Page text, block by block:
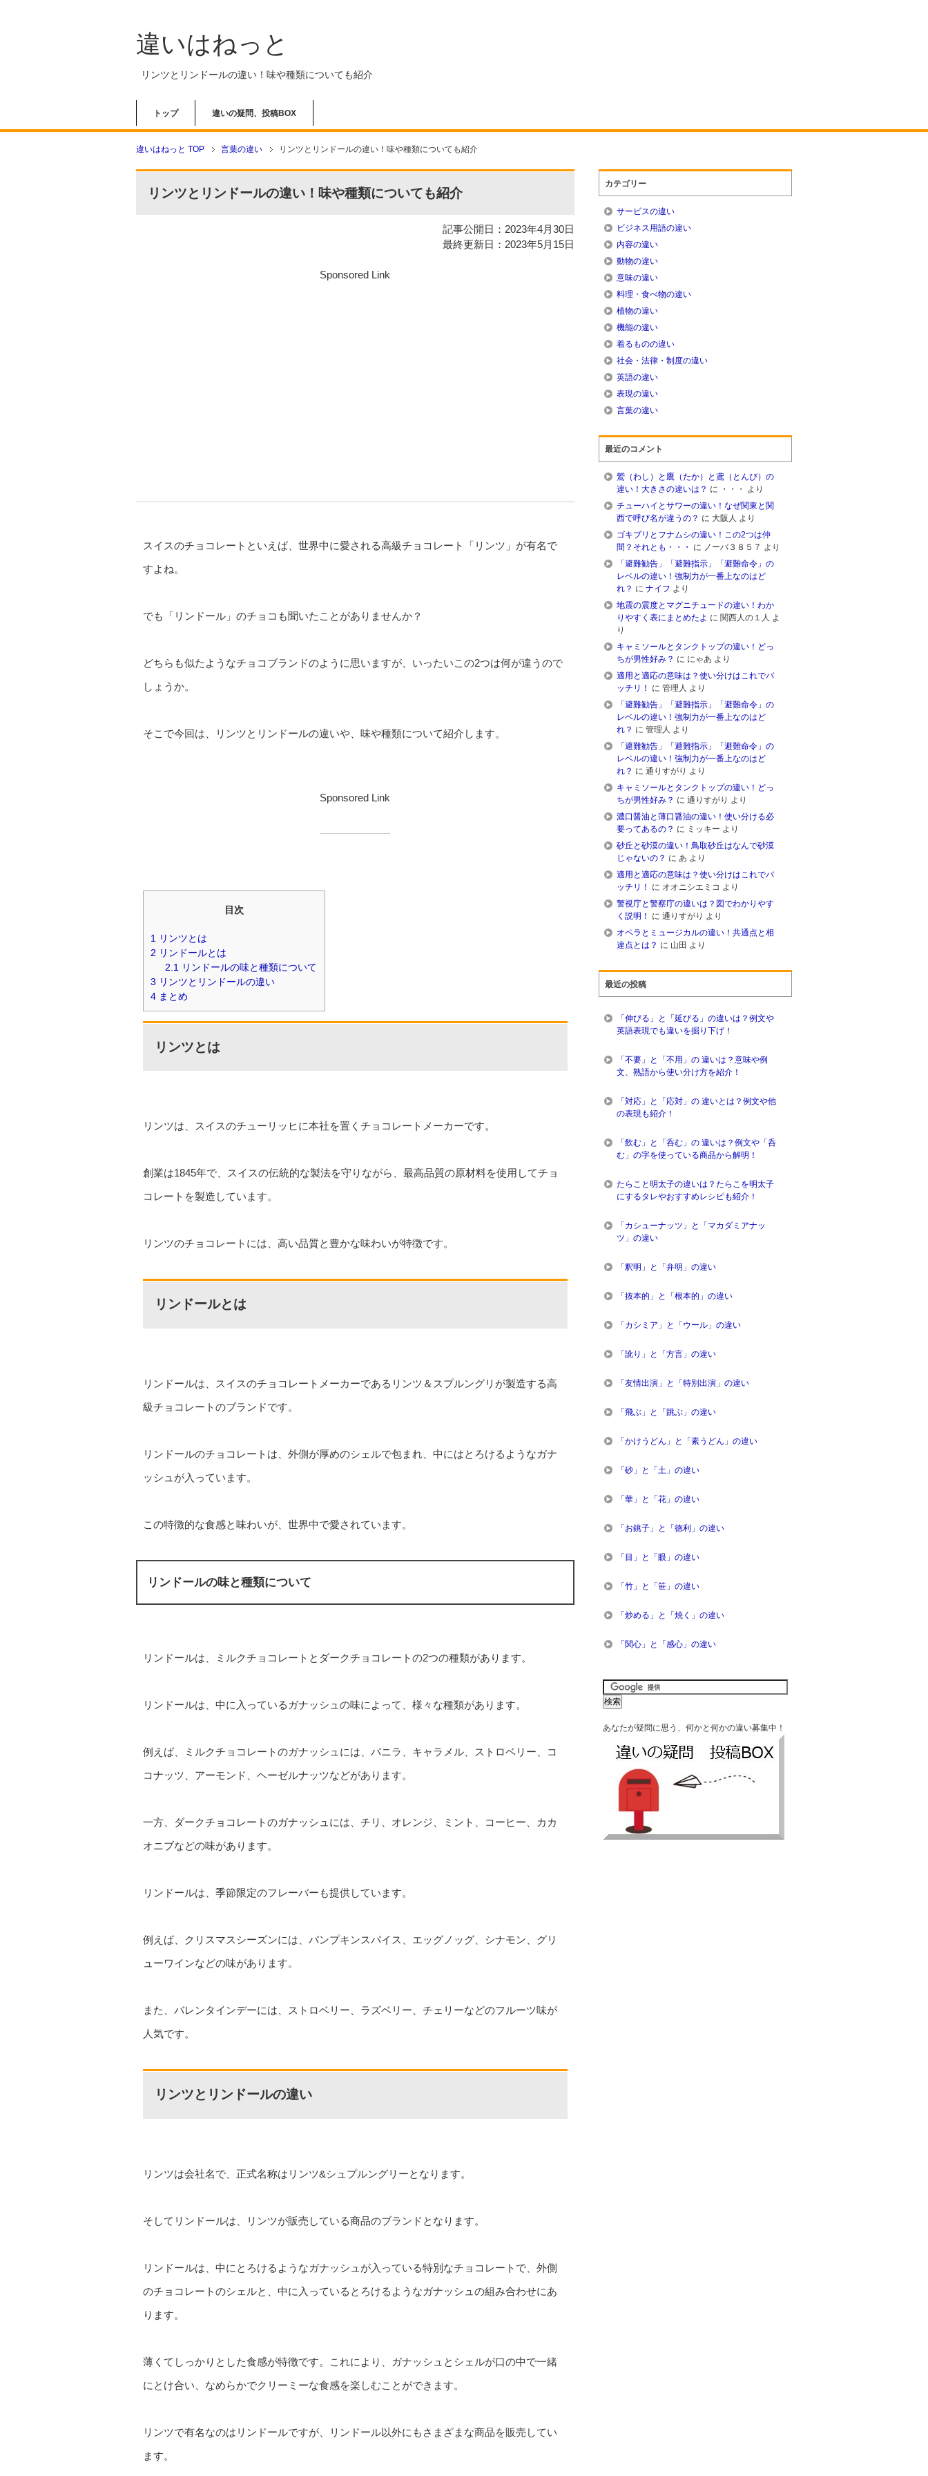
違いはねっと
リンツとリンドールの違い！味や種類についても紹介
トップ 違いの疑問、投稿BOX
違いはねっと TOP 言葉の違い リンツとリンドールの違い！味や種類についても紹介
リンツとリンドールの違い！味や種類についても紹介
記事公開日：2023年4月30日
最終更新日：2023年5月15日
Sponsored Link
スイスのチョコレートといえば、世界中に愛される高級チョコレート「リンツ」が有名で
すよね。
でも「リンドール」のチョコも聞いたことがありませんか？
どちらも似たようなチョコブランドのように思いますが、いったいこの2つは何が違うので
しょうか。
そこで今回は、リンツとリンドールの違いや、味や種類について紹介します。
Sponsored Link
目次
1 リンツとは
2 リンドールとは
2.1 リンドールの味と種類について
3 リンツとリンドールの違い
4 まとめ
リンツとは
リンツは、スイスのチューリッヒに本社を置くチョコレートメーカーです。
創業は1845年で、スイスの伝統的な製法を守りながら、最高品質の原材料を使用してチョ
コレートを製造しています。
リンツのチョコレートには、高い品質と豊かな味わいが特徴です。
リンドールとは
リンドールは、スイスのチョコレートメーカーであるリンツ＆スプルングリが製造する高
級チョコレートのブランドです。
リンドールのチョコレートは、外側が厚めのシェルで包まれ、中にはとろけるようなガナ
ッシュが入っています。
この特徴的な食感と味わいが、世界中で愛されています。
リンドールの味と種類について
リンドールは、ミルクチョコレートとダークチョコレートの2つの種類があります。
リンドールは、中に入っているガナッシュの味によって、様々な種類があります。
例えば、ミルクチョコレートのガナッシュには、バニラ、キャラメル、ストロベリー、コ
コナッツ、アーモンド、ヘーゼルナッツなどがあります。
一方、ダークチョコレートのガナッシュには、チリ、オレンジ、ミント、コーヒー、カカ
オニブなどの味があります。
リンドールは、季節限定のフレーバーも提供しています。
例えば、クリスマスシーズンには、パンプキンスパイス、エッグノッグ、シナモン、グリ
ューワインなどの味があります。
また、バレンタインデーには、ストロベリー、ラズベリー、チェリーなどのフルーツ味が
人気です。
リンツとリンドールの違い
リンツは会社名で、正式名称はリンツ&シュプルングリーとなります。
そしてリンドールは、リンツが販売している商品のブランドとなります。
リンドールは、中にとろけるようなガナッシュが入っている特別なチョコレートで、外側
のチョコレートのシェルと、中に入っているとろけるようなガナッシュの組み合わせにあ
ります。
薄くてしっかりとした食感が特徴です。これにより、ガナッシュとシェルが口の中で一緒
にとけ合い、なめらかでクリーミーな食感を楽しむことができます。
リンツで有名なのはリンドールですが、リンドール以外にもさまざまな商品を販売してい
ます。
カテゴリー
サービスの違い
ビジネス用語の違い
内容の違い
動物の違い
意味の違い
料理・食べ物の違い
植物の違い
機能の違い
着るものの違い
社会・法律・制度の違い
英語の違い
表現の違い
言葉の違い
最近のコメント
鷲（わし）と鷹（たか）と鳶（とんび）の
違い！大きさの違いは？ に ・・・
より
チューハイとサワーの違い！なぜ関東と関
西で呼び名が違うの？ に 大阪人 より
ゴキブリとフナムシの違い！この2つは仲
間？それとも・・・
に ノーバ３８５７ より
「避難勧告」「避難指示」「避難命令」の
レベルの違い！強制力が一番上なのはど
れ？ に ナイフ より
地震の震度とマグニチュードの違い！わか
りやすく表にまとめたよ に 関西人の１人 よ
り
キャミソールとタンクトップの違い！どっ
ちが男性好み？ に にゃあ より
適用と適応の意味は？使い分けはこれでバ
ッチリ！
に 管理人 より
「避難勧告」「避難指示」「避難命令」の
レベルの違い！強制力が一番上なのはど
れ？ に 管理人 より
「避難勧告」「避難指示」「避難命令」の
レベルの違い！強制力が一番上なのはど
れ？ に 通りすがり より
キャミソールとタンクトップの違い！どっ
ちが男性好み？ に 通りすがり より
濃口醤油と薄口醤油の違い！使い分ける必
要ってあるの？ に ミッキー より
砂丘と砂漠の違い！鳥取砂丘はなんで砂漠
じゃないの？ に あ より
適用と適応の意味は？使い分けはこれでバ
ッチリ！
に オオニシエミコ より
警視庁と警察庁の違いは？図でわかりやす
く説明！
に 通りすがり より
オペラとミュージカルの違い！共通点と相
違点とは？ に 山田 より
最近の投稿
「伸びる」と「延びる」の違いは？例文や
英語表現でも違いを掘り下げ！
「不要」と「不用」の 違いは？意味や例
文、熟語から使い分け方を紹介！
「対応」と「応対」の 違いとは？例文や他
の表現も紹介！
「飲む」と「呑む」の 違いは？例文や「呑
む」の字を使っている商品から解明！
たらこと明太子の違いは？たらこを明太子
にするタレやおすすめレシピも紹介！
「カシューナッツ」と「マカダミアナッ
ツ」の違い
「釈明」と「弁明」の違い
「抜本的」と「根本的」の違い
「カシミア」と「ウール」の違い
「訛り」と「方言」の違い
「友情出演」と「特別出演」の違い
「飛ぶ」と「跳ぶ」の違い
「かけうどん」と「素うどん」の違い
「砂」と「土」の違い
「華」と「花」の違い
「お銚子」と「徳利」の違い
「目」と「眼」の違い
「竹」と「笹」の違い
「炒める」と「焼く」の違い
「関心」と「感心」の違い
あなたが疑問に思う、何かと何かの違い募集中！